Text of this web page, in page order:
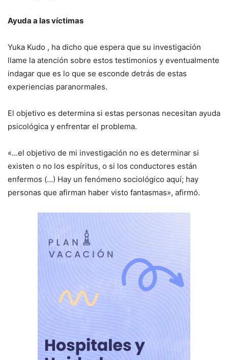
Ayuda a las víctimas
Yuka Kudo , ha dicho que espera que su investigación
llame la atención sobre estos testimonios y eventualmente
indagar que es lo que se esconde detrás de estas
experiencias paranormales.
El objetivo es determina si estas personas necesitan ayuda
psicológica y enfrentar el problema.
«…el objetivo de mi investigación no es determinar si
existen o no los espíritus, o si los conductores están
enfermos (…) Hay un fenómeno sociológico aquí; hay
personas que afirman haber visto fantasmas», afirmó.